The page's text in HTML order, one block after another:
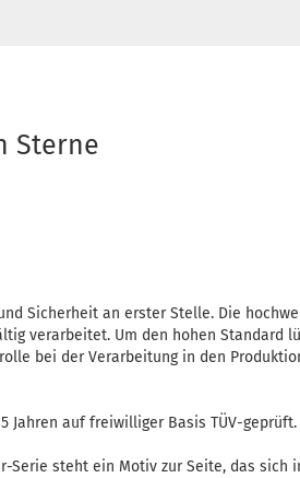
Sterne
Sicherheit an erster Stelle. Die
verarbeitet. Um den hohen Standard
bei der Verarbeitung in den
Jahren auf freiwilliger Basis TÜV-geprüft.
steht ein Motiv zur Seite, das sich